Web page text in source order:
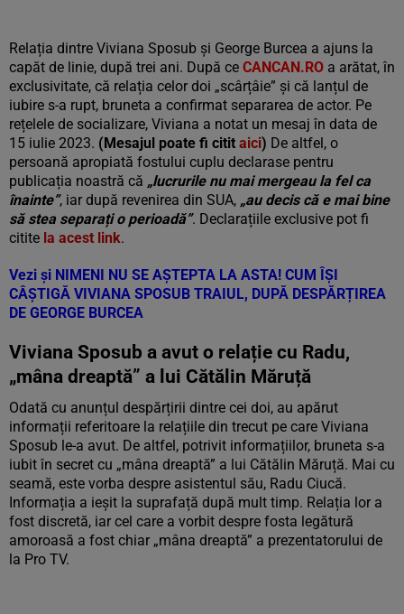
Relația dintre Viviana Sposub și George Burcea a ajuns la
capăt de linie, după trei ani. După ce CANCAN.RO a arătat, în
exclusivitate, că relația celor doi „scârțâie” și că lanțul de
iubire s-a rupt, bruneta a confirmat separarea de actor. Pe
rețelele de socializare, Viviana a notat un mesaj în data de
15 iulie 2023. (Mesajul poate fi citit aici) De altfel, o
persoană apropiată fostului cuplu declarase pentru
publicația noastră că „lucrurile nu mai mergeau la fel ca
înainte”, iar după revenirea din SUA, „au decis că e mai bine
să stea separați o perioadă”. Declarațiile exclusive pot fi
citite la acest link.
Vezi și NIMENI NU SE AȘTEPTA LA ASTA! CUM ÎȘI
CÂȘTIGĂ VIVIANA SPOSUB TRAIUL, DUPĂ DESPĂRȚIREA
DE GEORGE BURCEA
Viviana Sposub a avut o relație cu Radu,
„mâna dreaptă” a lui Cătălin Măruță
Odată cu anunțul despărțirii dintre cei doi, au apărut
informații referitoare la relațiile din trecut pe care Viviana
Sposub le-a avut. De altfel, potrivit informațiilor, bruneta s-a
iubit în secret cu „mâna dreaptă” a lui Cătălin Măruță. Mai cu
seamă, este vorba despre asistentul său, Radu Ciucă.
Informația a ieșit la suprafață după mult timp. Relația lor a
fost discretă, iar cel care a vorbit despre fosta legătură
amoroasă a fost chiar „mâna dreaptă” a prezentatorului de
la Pro TV.